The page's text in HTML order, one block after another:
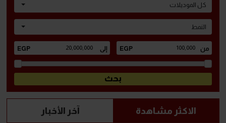
كل الموديلات
النمط
الاكثر مشاهدة آخر الأخبار